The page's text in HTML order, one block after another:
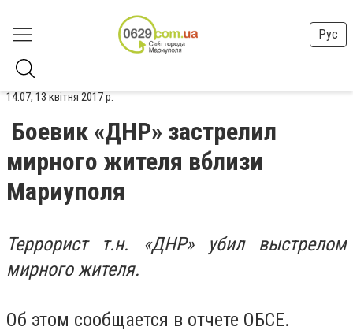
Рус
14:07, 13 квітня 2017 р.
Боевик «ДНР» застрелил
мирного жителя вблизи
Мариуполя
Террорист т.н. «ДНР» убил выстрелом
мирного жителя.
Об этом сообщается в отчете ОБСЕ.